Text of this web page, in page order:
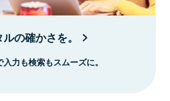
の確かさを。
力も検索もスムーズに。